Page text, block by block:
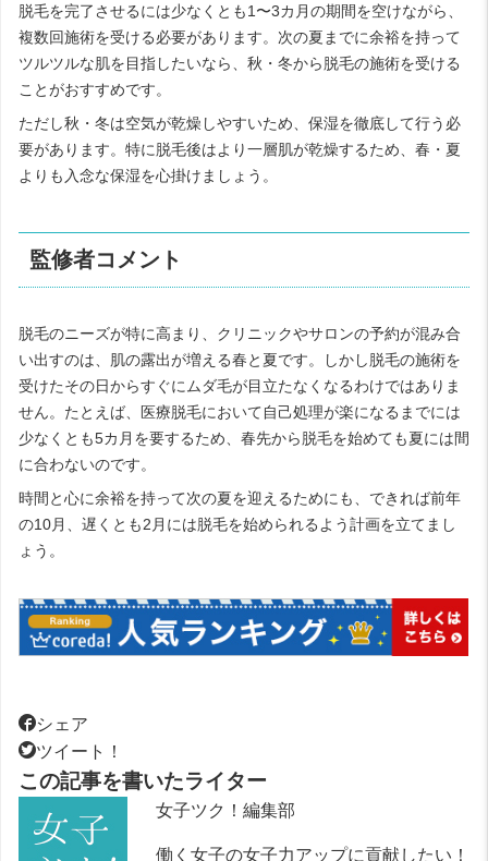
脱毛を完了させるには少なくとも1〜3カ月の期間を空けながら、
複数回施術を受ける必要があります。次の夏までに余裕を持って
ツルツルな肌を目指したいなら、秋・冬から脱毛の施術を受ける
ことがおすすめです。
ただし秋・冬は空気が乾燥しやすいため、保湿を徹底して行う必
要があります。特に脱毛後はより一層肌が乾燥するため、春・夏
よりも入念な保湿を心掛けましょう。
監修者コメント
脱毛のニーズが特に高まり、クリニックやサロンの予約が混み合
い出すのは、肌の露出が増える春と夏です。しかし脱毛の施術を
受けたその日からすぐにムダ毛が目立たなくなるわけではありま
せん。たとえば、医療脱毛において自己処理が楽になるまでには
少なくとも5カ月を要するため、春先から脱毛を始めても夏には間
に合わないのです。
時間と心に余裕を持って次の夏を迎えるためにも、できれば前年
の10月、遅くとも2月には脱毛を始められるよう計画を立てまし
ょう。
シェア
ツイート！
この記事を書いたライター
女子ツク！編集部
働く女子の女子力アップに貢献したい！